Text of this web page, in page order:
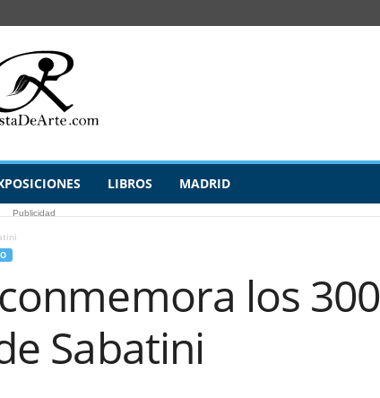
LIBROS MADRID
Publicidad
los 300
Sabatini